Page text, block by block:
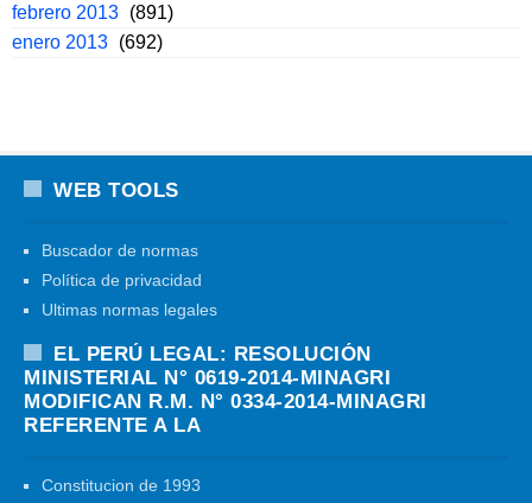
febrero 2013 (891)
enero 2013 (692)
WEB TOOLS
Buscador de normas
Política de privacidad
Ultimas normas legales
EL PERÚ LEGAL: RESOLUCIÓN
MINISTERIAL N° 0619-2014-MINAGRI
MODIFICAN R.M. N° 0334-2014-MINAGRI
REFERENTE A LA
Constitucion de 1993